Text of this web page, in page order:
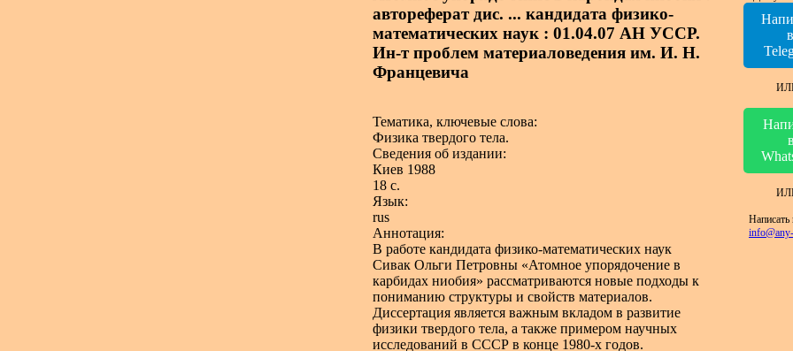
автореферат дис. ... кандидата физико-
математических наук : 01.04.07 АН УССР.
Ин-т проблем материаловедения им. И. Н.
Францевича
Тематика, ключевые слова:
Физика твердого тела.
Сведения об издании:
Киев 1988
18 с.
Язык:
rus
Аннотация:
В работе кандидата физико-математических наук
Сивак Ольги Петровны «Атомное упорядочение в
карбидах ниобия» рассматриваются новые подходы к
пониманию структуры и свойств материалов.
Диссертация является важным вкладом в развитие
физики твердого тела, а также примером научных
исследований в СССР в конце 1980-х годов.
в
в
Написать